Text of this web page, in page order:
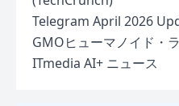
Telegram April 2026
GMOヒューマノイド・
ITmedia AI+ ニュース